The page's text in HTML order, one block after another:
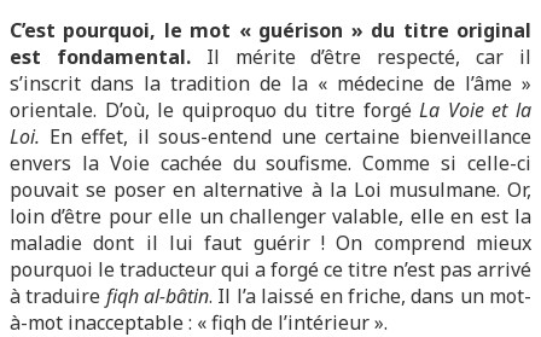
C’est pourquoi, le mot « guérison » du titre original
est fondamental.Il mérite d’être respecté, car il
s’inscrit dans la tradition de la « médecine de l’âme »
orientale. D’où, le quiproquo du titre forgéLa Voie et la
Loi. En effet, il sous-entend une certaine bienveillance
envers la Voie cachée du soufisme. Comme si celle-ci
pouvait se poser en alternative à la Loi musulmane. Or,
loin d’être pour elle un challenger valable, elle en est la
maladie dont il lui faut guérir ! On comprend mieux
pourquoi le traducteur qui a forgé ce titre n’est pas arrivé
à traduire fiqh al-bâtin. Il l’a laissé en friche, dans un mot-
à-mot inacceptable : « fiqh de l’intérieur ».